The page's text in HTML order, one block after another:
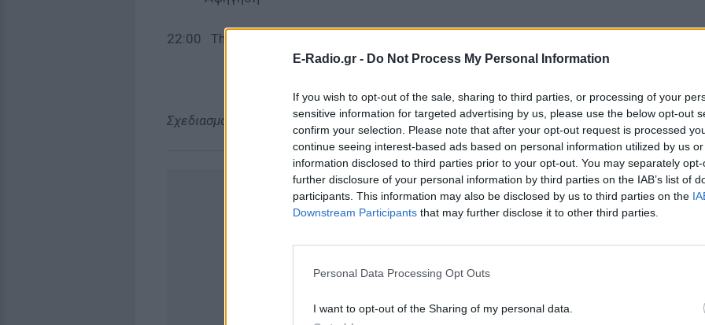
E-Radio.gr - Do Not Process My Personal Information
If you wish to opt-out of the sale, sharing to third parties, or processing of your
sensitive information for targeted advertising by us, please use the below opt-out
confirm your selection. Please note that after your opt-out request is processed
continue seeing interest-based ads based on personal information utilized by us
information disclosed to third parties prior to your opt-out. You may separately
further disclosure of your personal information by third parties on the IAB’s list of
participants. This information may also be disclosed by us to third parties on the
Downstream Participants that may further disclose it to other third parties.
Personal Data Processing Opt Outs
I want to opt-out of the Sharing of my personal data.
6
εκτός
22:00 The Crow, 1994
Σχεδιασμός αφίσας: Νίκος Τσαμπούκος
ΔΙΑΦΗΜΙΣΗ